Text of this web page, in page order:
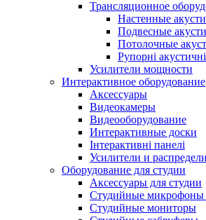
Трансляционное
Настенные
Подвесные
Потолочные
Рупорні
Усилители мощности
Интерактивное оборудование
Аксессуары
Видеокамеры
Видеооборудование
Интерактивные доски
Інтерактивні панелі
Усилители и
Оборудование для студии
Аксессуары для студии
Студийные микрофоны
Студийные мониторы